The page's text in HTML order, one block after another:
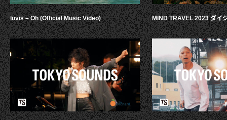
luvis – Oh (Official Music Video) MIND TRAVEL 2023 ダイ